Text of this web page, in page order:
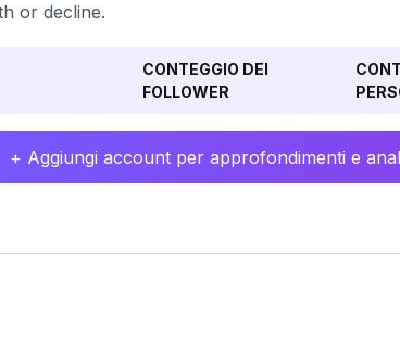
or decline.
CONTEGGIO DEI
FOLLOWER
+ Aggiungi account per approfondimenti e